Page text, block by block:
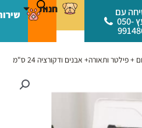
עם
יועץ 050-
חנות
+ פילטר ותאורה+ אבנים ודקורציה 24 ס"מ